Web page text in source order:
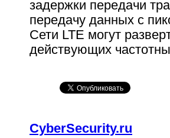
задержки передачи
передачу данных с
Сети LTE могут
действующих
CyberSecurity.ru